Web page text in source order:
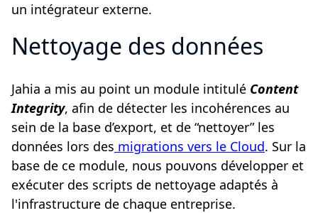
un intégrateur externe.
Nettoyage des données
Jahia a mis au point un module intitulé Content
Integrity, afin de détecter les incohérences au
sein de la base d’export, et de “nettoyer” les
données lors des migrations vers le Cloud. Sur la
base de ce module, nous pouvons développer et
exécuter des scripts de nettoyage adaptés à
l'infrastructure de chaque entreprise.